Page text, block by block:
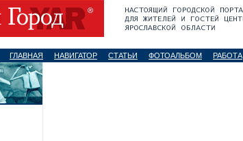
ГЛАВНАЯ НАВИГАТОР СТАТЬИ ФОТОАЛЬБОМ РАБОТА